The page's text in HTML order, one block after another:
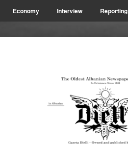
Economy Interview Reporting